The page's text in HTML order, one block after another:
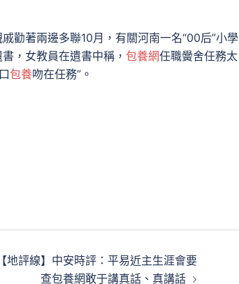
勸著兩邊多聯10月，有關河南一名“00后”小學
，女教員在遺書中稱， 包養網任職黌舍任務太
包養吻在任務”。
【地評線】中安時評：平易近主生涯會要
查包養網敢于講真話、真講話